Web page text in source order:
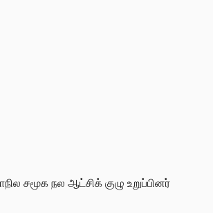
சமூக நல ஆட்சிக் குழு உறுப்பினர்